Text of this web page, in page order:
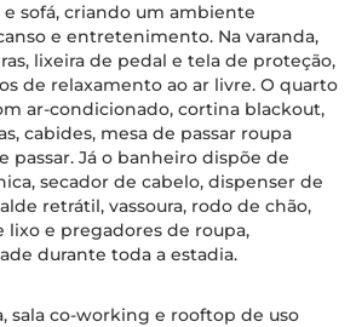
sofá, criando um ambiente
e entretenimento. Na varanda,
lixeira de pedal e tela de proteção,
de relaxamento ao ar livre. O quarto
ar-condicionado, cortina blackout,
cabides, mesa de passar roupa
passar. Já o banheiro dispõe de
secador de cabelo, dispenser de
retrátil, vassoura, rodo de chão,
lixo e pregadores de roupa,
durante toda a estadia.
sala co-working e rooftop de uso